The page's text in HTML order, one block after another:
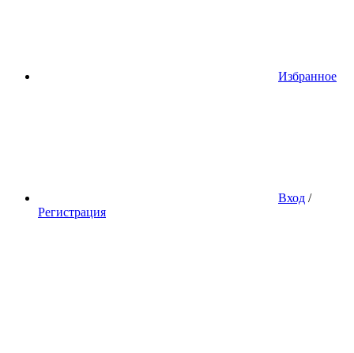
Избранное
Вход /
Регистрация